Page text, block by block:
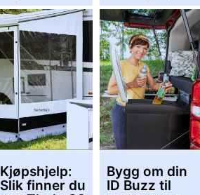
Kjøpshjelp:
Slik finner du
Bygg om din
ID Buzz til